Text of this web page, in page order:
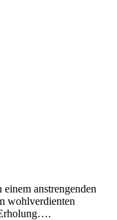
anstrengenden
wohlverdienten